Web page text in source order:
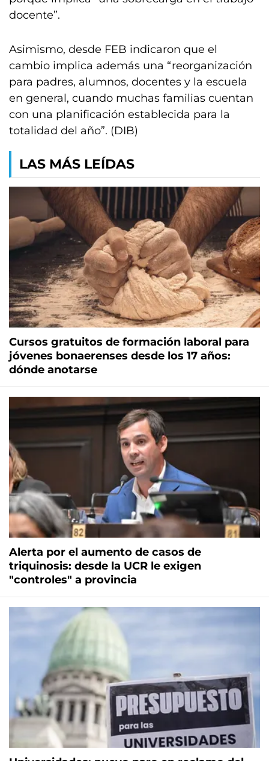
docente”.
Asimismo, desde FEB indicaron que el
cambio implica además una “reorganización
para padres, alumnos, docentes y la escuela
en general, cuando muchas familias cuentan
con una planificación establecida para la
totalidad del año”. (DIB)
LAS MÁS LEÍDAS
Cursos gratuitos de formación laboral para
jóvenes bonaerenses desde los 17 años:
dónde anotarse
Alerta por el aumento de casos de
triquinosis: desde la UCR le exigen
"controles" a provincia